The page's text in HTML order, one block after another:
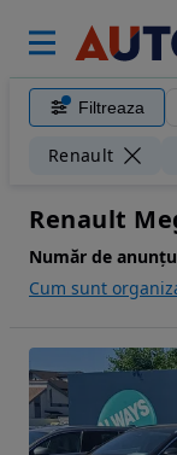
Filtreaza
Renault
Renault
Număr de
Cum sunt